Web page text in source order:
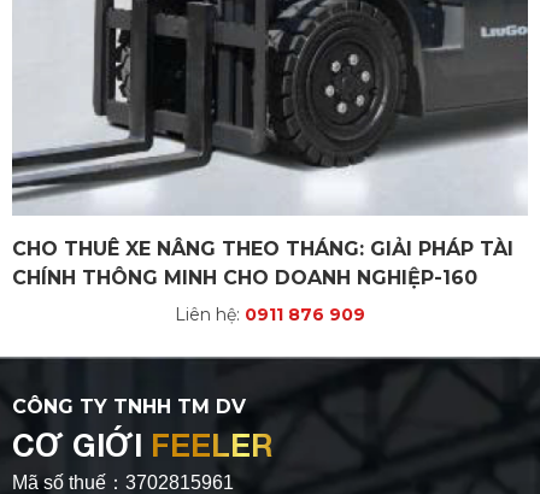
CHO THUÊ XE NÂNG THEO THÁNG: GIẢI PHÁP TÀI
CHÍNH THÔNG MINH CHO DOANH NGHIỆP-160
Liên hệ: 0911 876 909
CÔNG TY TNHH TM DV
CƠ GIỚI FEELER
Mã số thuế：3702815961